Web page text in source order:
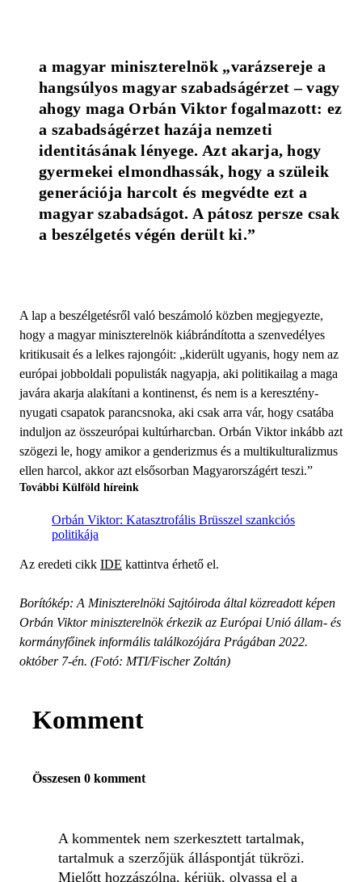
a magyar miniszterelnök „varázsereje a
hangsúlyos magyar szabadságérzet – vagy
ahogy maga Orbán Viktor fogalmazott: ez
a szabadságérzet hazája nemzeti
identitásának lényege. Azt akarja, hogy
gyermekei elmondhassák, hogy a szüleik
generációja harcolt és megvédte ezt a
magyar szabadságot. A pátosz persze csak
a beszélgetés végén derült ki.”
A lap a beszélgetésről való beszámoló közben megjegyezte,
hogy a magyar miniszterelnök kiábrándította a szenvedélyes
kritikusait és a lelkes rajongóit: „kiderült ugyanis, hogy nem az
európai jobboldali populisták nagyapja, aki politikailag a maga
javára akarja alakítani a kontinenst, és nem is a keresztény-
nyugati csapatok parancsnoka, aki csak arra vár, hogy csatába
induljon az összeurópai kultúrharcban. Orbán Viktor inkább azt
szögezi le, hogy amikor a genderizmus és a multikulturalizmus
ellen harcol, akkor azt elsősorban Magyarországért teszi.”
További Külföld híreink
Orbán Viktor: Katasztrofális Brüsszel szankciós
politikája
Az eredeti cikk IDE kattintva érhető el.
Borítókép: A Miniszterelnöki Sajtóiroda által közreadott képen
Orbán Viktor miniszterelnök érkezik az Európai Unió állam- és
kormányfőinek informális találkozójára Prágában 2022.
október 7-én. (Fotó: MTI/Fischer Zoltán)
Komment
Összesen 0 komment
A kommentek nem szerkesztett tartalmak,
tartalmuk a szerzőjük álláspontját tükrözi.
Mielőtt hozzászólna, kérjük, olvassa el a